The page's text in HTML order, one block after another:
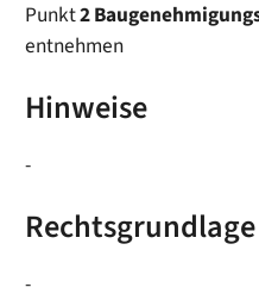
Punkt2
entnehmen
Hinweise
-
Rechtsgrundlage
-